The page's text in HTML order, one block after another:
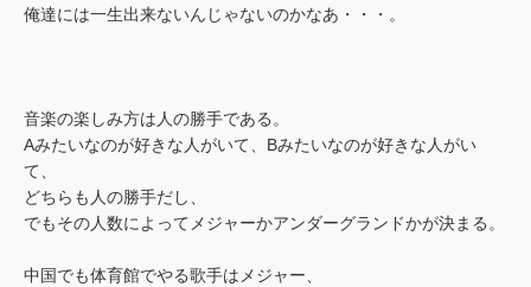
俺達には一生出来ないんじゃないのかなあ・・・。
音楽の楽しみ方は人の勝手である。
Aみたいなのが好きな人がいて、Bみたいなのが好きな人がい
て、
どちらも人の勝手だし、
でもその人数によってメジャーかアンダーグランドかが決まる。
中国でも体育館でやる歌手はメジャー、